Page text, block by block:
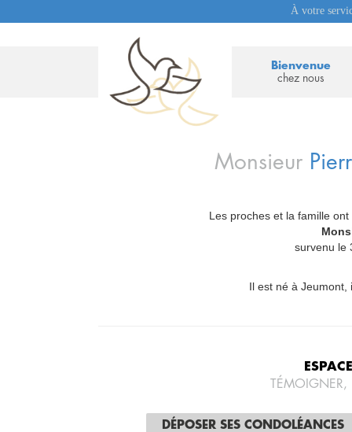
À votre
Bienvenue
chez nous
Monsieur
Les proches et la famille
survenu le
Il est né à Jeumont,
DÉPOSER SES CONDOLÉANCES